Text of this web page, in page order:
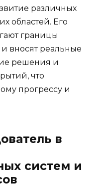
различных
областей. Его
границы
вносят реальные
решения и
что
прогрессу и
в
систем и